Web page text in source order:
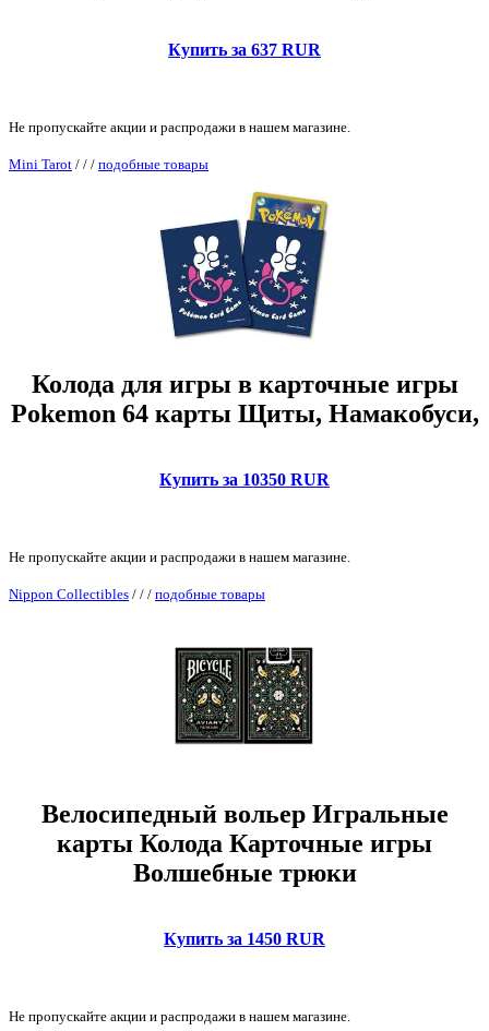
Купить за 637 RUR
Не пропускайте акции и распродажи в нашем магазине.
Mini Tarot / / / подобные товары
Колода для игры в карточные игры
Pokemon 64 карты Щиты, Намакобуси,
Купить за 10350 RUR
Не пропускайте акции и распродажи в нашем магазине.
Nippon Collectibles / / / подобные товары
Велосипедный вольер Игральные
карты Колода Карточные игры
Волшебные трюки
Купить за 1450 RUR
Не пропускайте акции и распродажи в нашем магазине.